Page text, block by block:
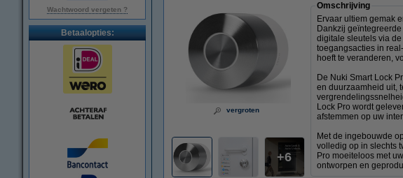
Wachtwoord vergeten ?
Betaalopties:
vergroten
6
Omschrijving
Ervaar ultiem gemak
Dankzij
digitale sleutels via
toegangsacties in
hoeft te veranderen,
De Nuki Smart Lock
en duurzaamheid uit,
Lock Pro wordt
afstemmen op uw
Met de ingebouwde
volledig op in slechts
Pro moeiteloos met
ontworpen en